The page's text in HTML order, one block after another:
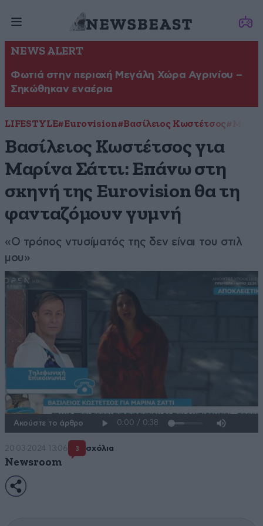
NEWS ALERT
Φωτιά στην περιοχή Μεγάλη Χώρα Αγρινίου –
Σηκώθηκαν εναέρια
LIFESTYLE#Eurovision#Βασίλειος Κωστέτσος
Βασίλειος Κωστέτσος για
Μαρίνα Σάττι: Επάνω στη
σκηνή της Eurovision θα τη
φανταζόμουν γυμνή
«Ο τρόπος ντυσίματός της δεν είναι του στιλ
μου»
Ακούστε το άρθρο
20·03·2024 13:06 3 σχόλια
Newsroom